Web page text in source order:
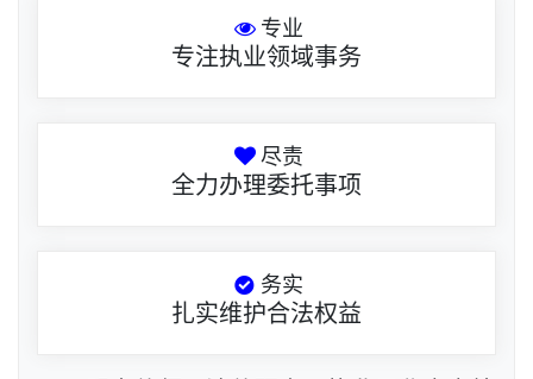
专业
专注执业领域事务
尽责
全力办理委托事项
务实
扎实维护合法权益